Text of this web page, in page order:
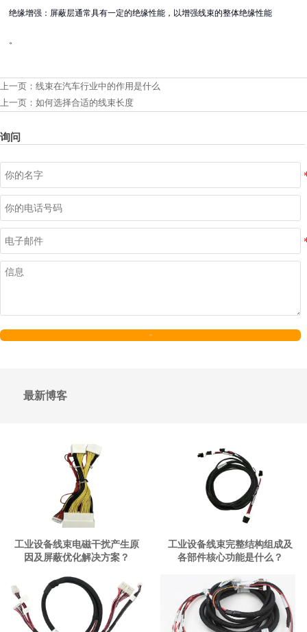
绝缘增强：屏蔽层通常具有一定的绝缘性能，以增强线束的整体绝缘性能
。
上一页： 线束在汽车行业中的作用是什么
上一页： 如何选择合适的线束长度
询问
最新博客
工业设备线束电磁干扰产生原
因及屏蔽优化解决方案？
工业设备线束完整结构组成及
各部件核心功能是什么？